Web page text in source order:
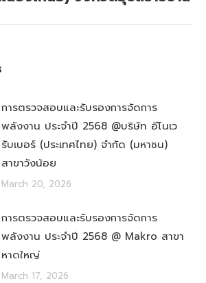
การตรวจสอบและรับรองการจัดการ
พลังงาน ประจำปี 2568 @บริษัท อีโนเว
รับเบอร์ (ประเทศไทย) จำกัด (มหาชน)
สาขาวังน้อย
March 20, 2026
การตรวจสอบและรับรองการจัดการ
พลังงาน ประจำปี 2568 @ Makro สาขา
หาดใหญ่
March 17, 2026